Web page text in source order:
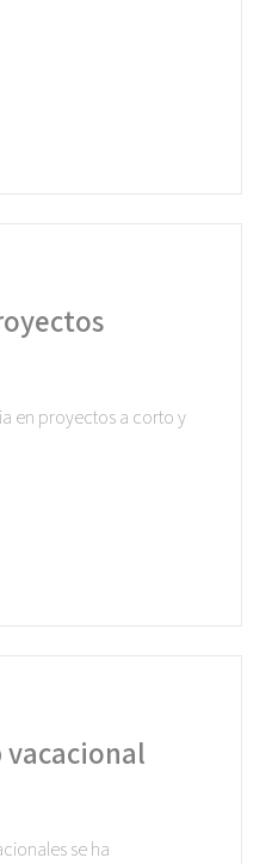
en proyectos a corto y
se ha